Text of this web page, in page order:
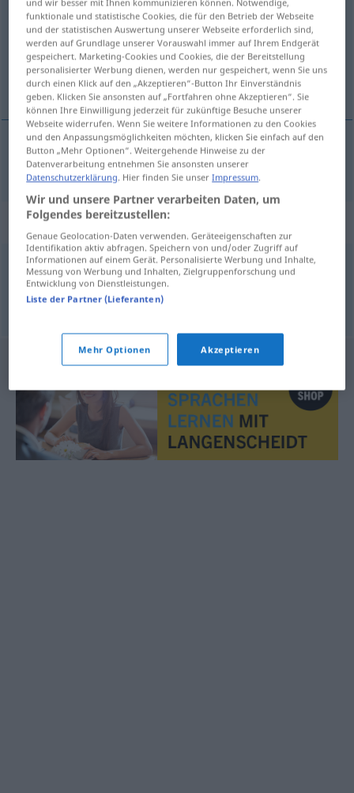
Übersicht aller Übersetzungen
(Für mehr Details die Übersetzung anklicken/antippen)
гладувам
гладувам hungern
Synonyme für "hungern"
fasten
funktionale und statistische Cookies, die für den Betrieb der Webseite
und der statistischen Auswertung unserer Webseite erforderlich sind,
werden auf Grundlage unserer Vorauswahl immer auf Ihrem Endgerät
gespeichert. Marketing-Cookies und Cookies, die der Bereitstellung
personalisierter Werbung dienen, werden nur gespeichert, wenn Sie uns
durch einen Klick auf den „Akzeptieren“-Button Ihr Einverständnis
geben. Klicken Sie ansonsten auf „Fortfahren ohne Akzeptieren“. Sie
können Ihre Einwilligung jederzeit für zukünftige Besuche unserer
Webseite widerrufen. Wenn Sie weitere Informationen zu den Cookies
und den Anpassungsmöglichkeiten möchten, klicken Sie einfach auf den
Button „Mehr Optionen“. Weitergehende Hinweise zu der
Datenverarbeitung entnehmen Sie ansonsten unserer
Datenschutzerklärung . Hier finden Sie unserImpressum
Wir und unsere Partner verarbeiten Daten, um
Folgendes bereitzustellen:
Genaue Geolocation-Daten verwenden. Geräteeigenschaften zur
Identifikation aktiv abfragen. Speichern von und/oder Zugriff auf
Informationen auf einem Gerät. Personalisierte Werbung und Inhalte,
Messung von Werbung und Inhalten, Zielgruppenforschung und
Entwicklung von Dienstleistungen.
Liste der Partner (Lieferanten)
Mehr Optionen Akzeptieren